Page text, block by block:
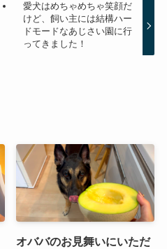
愛犬はめちゃめちゃ笑顔だ
けど、飼い主には結構ハー
ドモードなあじさい園に行
ってきました！
オババのお見舞いにいただ